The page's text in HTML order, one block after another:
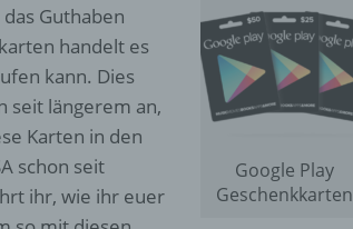
Google Play
Geschenkkarten
Guthaben
handelt es
kann. Dies
seit längerem an,
Karten in den
schon seit
ihr, wie ihr euer